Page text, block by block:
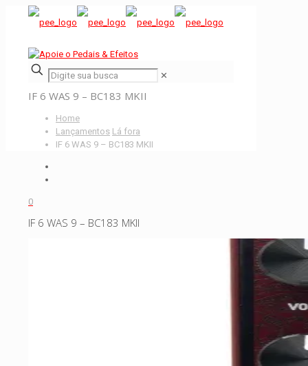
✕
IF 6 WAS 9 – BC183 MKII
Home
Lançamentos Lá fora
IF 6 WAS 9 – BC183 MKII
0
IF 6 WAS 9 – BC183 MKII